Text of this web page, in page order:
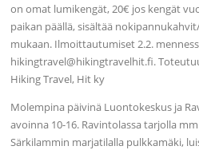
on omat lumikengät, 20€ jos kengät
paikan päällä, sisältää
mukaan. Ilmoittautumiset 2.2.
hikingtravel@hikingtravelhit.fi.
Hiking Travel, Hit ky
Molempina päivinä Luontokeskus ja
avoinna 10-16. Ravintolassa tarjolla
Särkilammin marjatilalla pulkkamäki,